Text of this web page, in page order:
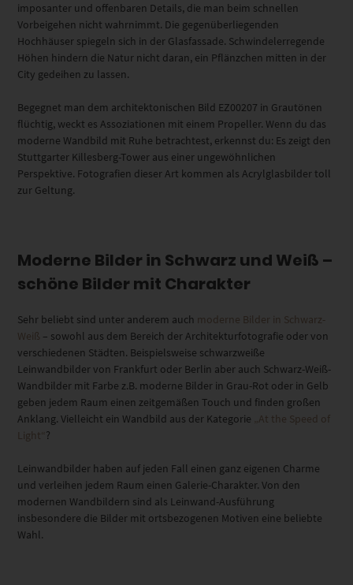
imposanter und offenbaren Details, die man beim schnellen
Vorbeigehen nicht wahrnimmt. Die gegenüberliegenden
Hochhäuser spiegeln sich in der Glasfassade. Schwindelerregende
Höhen hindern die Natur nicht daran, ein Pflänzchen mitten in der
City gedeihen zu lassen.
Begegnet man dem architektonischen Bild EZ00207 in Grautönen
flüchtig, weckt es Assoziationen mit einem Propeller. Wenn du das
moderne Wandbild mit Ruhe betrachtest, erkennst du: Es zeigt den
Stuttgarter Killesberg-Tower aus einer ungewöhnlichen
Perspektive. Fotografien dieser Art kommen als Acrylglasbilder toll
zur Geltung.
Moderne Bilder in Schwarz und Weiß –
schöne Bilder mit Charakter
Sehr beliebt sind unter anderem auch moderne Bilder in Schwarz-
Weiß – sowohl aus dem Bereich der Architekturfotografie oder von
verschiedenen Städten. Beispielsweise schwarzweiße
Leinwandbilder von Frankfurt oder Berlin aber auch Schwarz-Weiß-
Wandbilder mit Farbe z.B. moderne Bilder in Grau-Rot oder in Gelb
geben jedem Raum einen zeitgemäßen Touch und finden großen
Anklang. Vielleicht ein Wandbild aus der Kategorie „At the Speed of
Light“ ?
Leinwandbilder haben auf jeden Fall einen ganz eigenen Charme
und verleihen jedem Raum einen Galerie-Charakter. Von den
modernen Wandbildern sind als Leinwand-Ausführung
insbesondere die Bilder mit ortsbezogenen Motiven eine beliebte
Wahl.